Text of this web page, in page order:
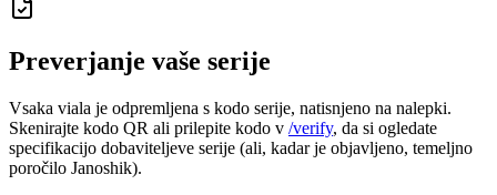
Preverjanje vaše serije
Vsaka viala je odpremljena s kodo serije, natisnjeno na nalepki.
Skenirajte kodo QR ali prilepite kodo v /verify, da si ogledate
specifikacijo dobaviteljeve serije (ali, kadar je objavljeno, temeljno
poročilo Janoshik).